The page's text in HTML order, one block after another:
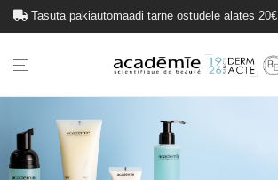
Tasuta pakiautomaadi tarne ostudele alates 20€